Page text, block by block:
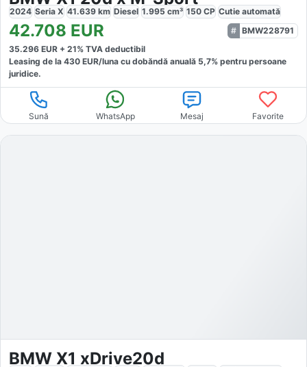
2024 Seria X 41.639 km Diesel 1.995 cm³ 150 CP Cutie automată
42.708 EUR
BMW228791
35.296 EUR + 21% TVA deductibil
Leasing de la 430 EUR/luna cu dobăndă anuală 5,7% pentru persoane
juridice.
Sună WhatsApp Mesaj Favorite
BMW X1 xDrive20d